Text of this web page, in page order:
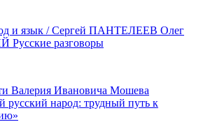
и язык / Сергей ПАНТЕЛЕЕВ Олег
разговоры
Валерия Ивановича Мошева
русский народ: трудный путь к